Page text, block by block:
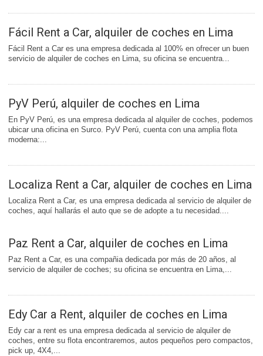
Fácil Rent a Car, alquiler de coches en Lima
Fácil Rent a Car es una empresa dedicada al 100% en ofrecer un buen
servicio de alquiler de coches en Lima, su oficina se encuentra...
PyV Perú, alquiler de coches en Lima
En PyV Perú, es una empresa dedicada al alquiler de coches, podemos
ubicar una oficina en Surco. PyV Perú, cuenta con una amplia flota
moderna:...
Localiza Rent a Car, alquiler de coches en Lima
Localiza Rent a Car, es una empresa dedicada al servicio de alquiler de
coches, aquí hallarás el auto que se de adopte a tu necesidad....
Paz Rent a Car, alquiler de coches en Lima
Paz Rent a Car, es una compañia dedicada por más de 20 años, al
servicio de alquiler de coches; su oficina se encuentra en Lima,...
Edy Car a Rent, alquiler de coches en Lima
Edy car a rent es una empresa dedicada al servicio de alquiler de
coches, entre su flota encontraremos, autos pequeños pero compactos,
pick up, 4X4,...